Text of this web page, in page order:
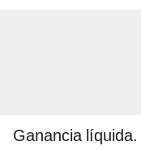
Ganancia líquida.